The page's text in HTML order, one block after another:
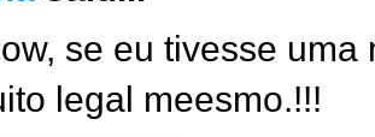
se eu tivesse
legal meesmo.!!!